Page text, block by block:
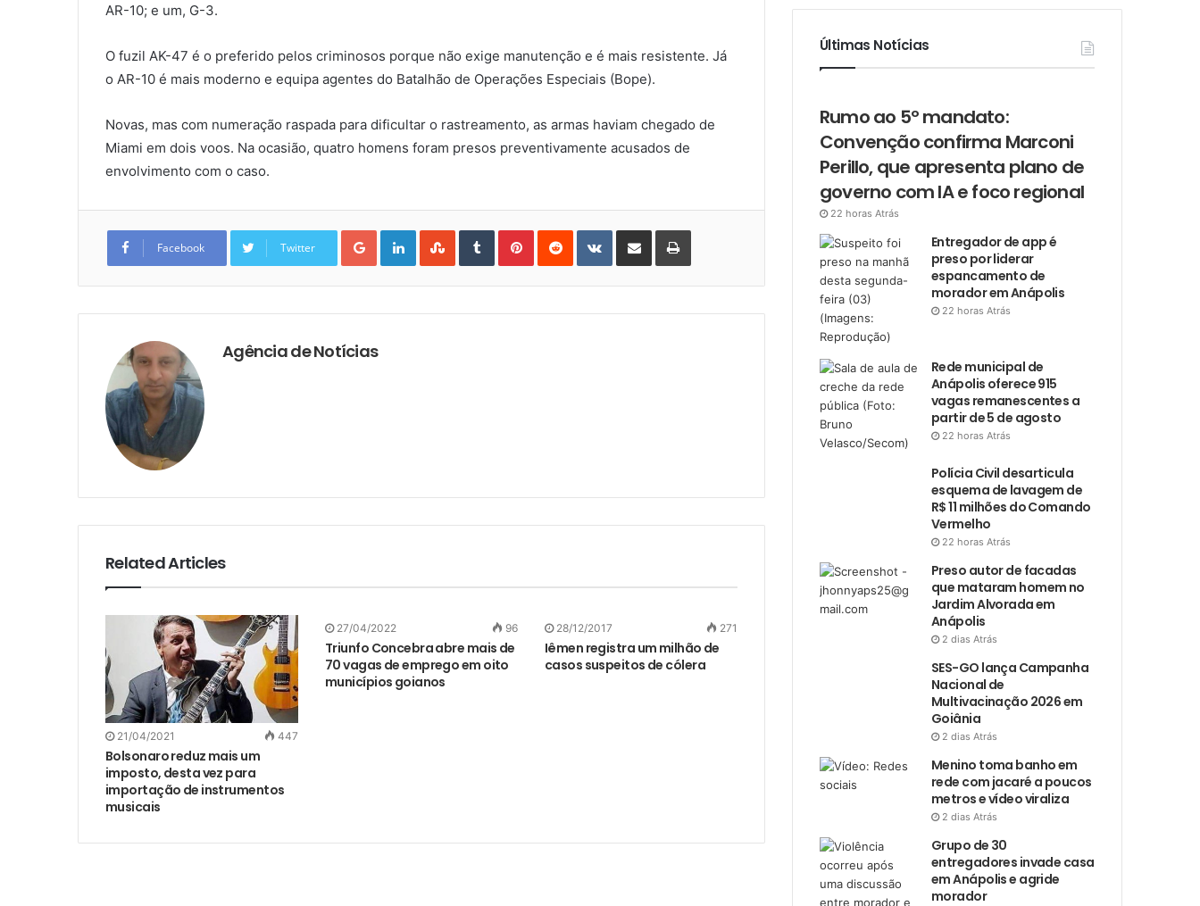
AR-10; e um, G-3.
O fuzil AK-47 é o preferido pelos criminosos porque não exige manutenção e é mais resistente. Já
o AR-10 é mais moderno e equipa agentes do Batalhão de Operações Especiais (Bope).
Novas, mas com numeração raspada para dificultar o rastreamento, as armas haviam chegado de
Miami em dois voos. Na ocasião, quatro homens foram presos preventivamente acusados de
envolvimento com o caso.
Facebook Twitter
Google+LinkedInStumbleUpon
TumblrPinterestReddit VKontakteShare
Email
Print
Agência de Notícias
Related Articles
21/04/2021 447
Bolsonaro reduz mais um
imposto, desta vez para
importação de instrumentos
musicais
27/04/2022 96
Triunfo Concebra abre mais de
70 vagas de emprego em oito
municípios goianos
28/12/2017 271
Iêmen registra um milhão de
casos suspeitos de cólera
Últimas Notícias
Rumo ao 5º mandato:
Convenção confirma Marconi
Perillo, que apresenta plano de
governo com IA e foco regional
22 horas Atrás
Entregador de app é
preso por liderar
espancamento de
morador em Anápolis
22 horas Atrás
Rede municipal de
Anápolis oferece 915
vagas remanescentes a
partir de 5 de agosto
22 horas Atrás
Polícia Civil desarticula
esquema de lavagem de
R$ 11 milhões do Comando
Vermelho
22 horas Atrás
Preso autor de facadas
que mataram homem no
Jardim Alvorada em
Anápolis
2 dias Atrás
SES-GO lança Campanha
Nacional de
Multivacinação 2026 em
Goiânia
2 dias Atrás
Menino toma banho em
rede com jacaré a poucos
metros e vídeo viraliza
2 dias Atrás
Grupo de 30
entregadores invade casa
em Anápolis e agride
morador